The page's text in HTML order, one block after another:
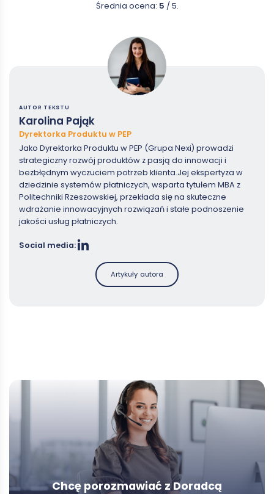
Średnia ocena: 5 / 5.
AUTOR TEKSTU
Karolina Pająk
Dyrektorka Produktu w PEP
Jako Dyrektorka Produktu w PEP (Grupa Nexi) prowadzi
strategiczny rozwój produktów z pasją do innowacji i
bezbłędnym wyczuciem potrzeb klienta.Jej ekspertyza w
dziedzinie systemów płatniczych, wsparta tytułem MBA z
Politechniki Rzeszowskiej, przekłada się na skuteczne
wdrażanie innowacyjnych rozwiązań i stałe podnoszenie
jakości usług płatniczych.
Social media:
Artykuły autora
Chcę porozmawiać z Doradcą